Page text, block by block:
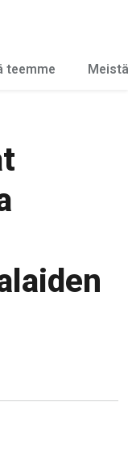
teemme Meistä